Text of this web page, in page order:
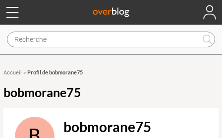
Accueil » Profil de bobmorane75
bobmorane75
bobmorane75